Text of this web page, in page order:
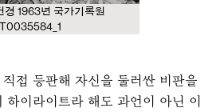
경 1963년 국가기록원
접 등판해 자신을 둘러싼 비판을
하이라이트라 해도 과언이 아닌 이